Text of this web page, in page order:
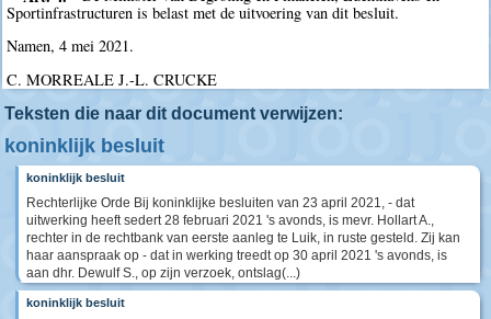
Sportinfrastructuren is belast met de uitvoering van dit besluit.
Namen, 4 mei 2021.
C. MORREALE J.-L. CRUCKE
Teksten die naar dit document verwijzen:
koninklijk besluit
koninklijk besluit
Rechterlijke Orde Bij koninklijke besluiten van 23 april 2021, - dat
uitwerking heeft sedert 28 februari 2021 's avonds, is mevr. Hollart A.,
rechter in de rechtbank van eerste aanleg te Luik, in ruste gesteld. Zij kan
haar aanspraak op - dat in werking treedt op 30 april 2021 's avonds, is
aan dhr. Dewulf S., op zijn verzoek, ontslag(...)
koninklijk besluit